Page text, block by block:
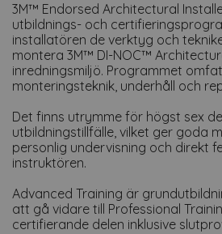
3M™ Endorsed Architectural
utbildnings- och
installatören de verktyg och
montera 3M™ DI-NOC™
inredningsmiljö. Programmet
monteringsteknik, underhåll och
Det finns utrymme för högst sex
utbildningstillfälle, vilket ger goda
personlig undervisning och direkt
instruktören.
Advanced Training är
att gå vidare till Professional
certifierande delen inklusive